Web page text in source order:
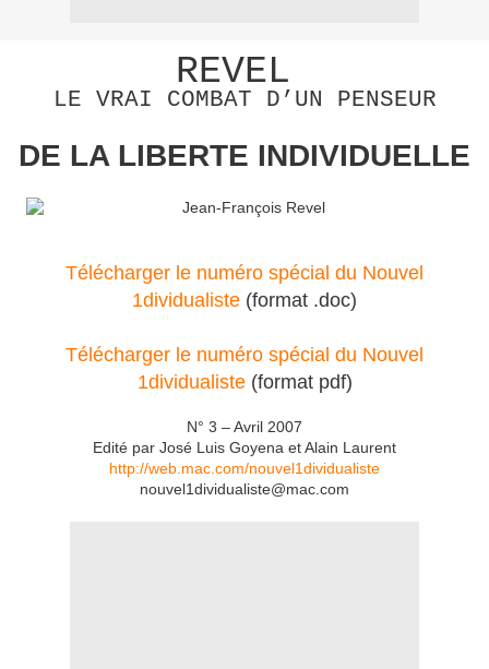
REVEL
LE VRAI COMBAT D’UN PENSEUR
DE LA LIBERTE INDIVIDUELLE
Télécharger le numéro spécial du Nouvel
1dividualiste (format .doc)
Télécharger le numéro spécial du Nouvel
1dividualiste(format pdf)
N° 3 – Avril 2007
Edité par José Luis Goyena et Alain Laurent
http://web.mac.com/nouvel1dividualiste
nouvel1dividualiste@mac.com